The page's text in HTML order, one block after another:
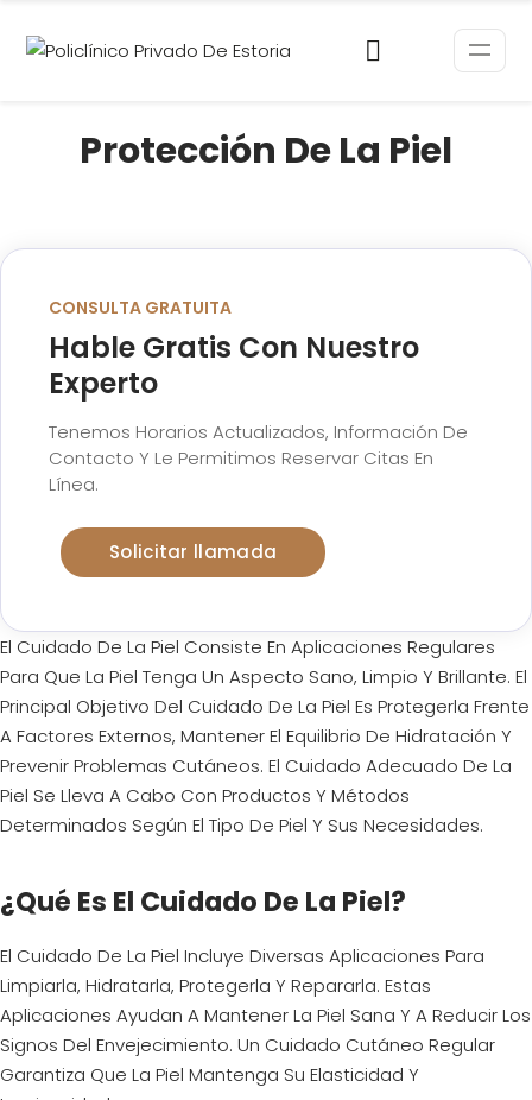
Protección De La Piel
CONSULTA GRATUITA
Hable Gratis Con Nuestro
Experto
Tenemos Horarios Actualizados, Información De
Contacto Y Le Permitimos Reservar Citas En
Línea.
Solicitar llamada
El Cuidado De La Piel Consiste En Aplicaciones Regulares
Para Que La Piel Tenga Un Aspecto Sano, Limpio Y Brillante. El
Principal Objetivo Del Cuidado De La Piel Es Protegerla Frente
A Factores Externos, Mantener El Equilibrio De Hidratación Y
Prevenir Problemas Cutáneos. El Cuidado Adecuado De La
Piel Se Lleva A Cabo Con Productos Y Métodos
Determinados Según El Tipo De Piel Y Sus Necesidades.
¿Qué Es El Cuidado De La Piel?
El Cuidado De La Piel Incluye Diversas Aplicaciones Para
Limpiarla, Hidratarla, Protegerla Y Repararla. Estas
Aplicaciones Ayudan A Mantener La Piel Sana Y A Reducir Los
Signos Del Envejecimiento. Un Cuidado Cutáneo Regular
Garantiza Que La Piel Mantenga Su Elasticidad Y